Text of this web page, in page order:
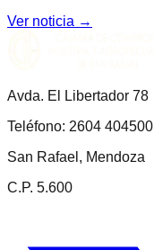
Ver noticia →
Avda. El Libertador 78
Teléfono: 2604 404500
San Rafael, Mendoza
C.P. 5.600